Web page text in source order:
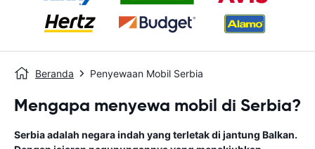
Beranda Penyewaan Mobil Serbia
Mengapa menyewa mobil di Serbia?
Serbia adalah negara indah yang terletak di jantung Balkan.